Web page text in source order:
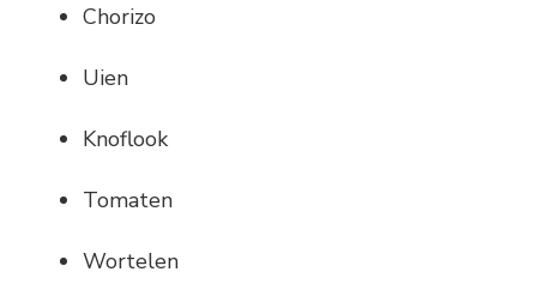
Chorizo
Uien
Knoflook
Tomaten
Wortelen